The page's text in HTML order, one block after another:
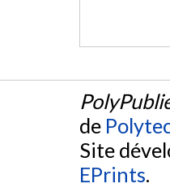
de
Site
EPrints.